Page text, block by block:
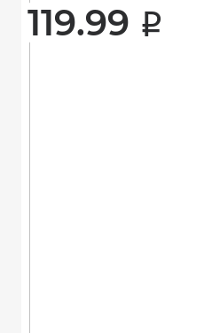
119.99 i